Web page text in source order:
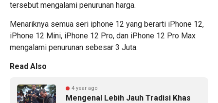
tersebut mengalami penurunan harga.
Menariknya semua seri iphone 12 yang berarti iPhone 12,
iPhone 12 Mini, iPhone 12 Pro, dan iPhone 12 Pro Max
mengalami penurunan sebesar 3 Juta.
Read Also
4 year ago
Mengenal Lebih Jauh Tradisi Khas